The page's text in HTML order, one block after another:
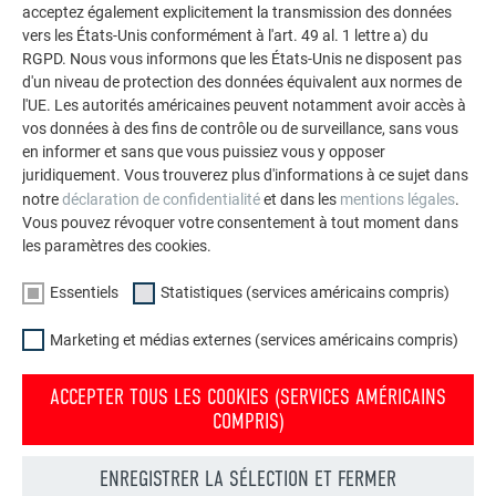
VOIR DAVANTAGE DE RÉFÉRENCES
Commander gratuitement des prospectus PREFA
Toiture, façade, solaire, gouttières et protection contre les
acceptez également explicitement la transmission des données
vers les États-Unis conformément à l'art. 49 al. 1 lettre a) du
RGPD. Nous vous informons que les États-Unis ne disposent pas
d'un niveau de protection des données équivalent aux normes de
l'UE. Les autorités américaines peuvent notamment avoir accès à
vos données à des fins de contrôle ou de surveillance, sans vous
en informer et sans que vous puissiez vous y opposer
juridiquement. Vous trouverez plus d'informations à ce sujet dans
notredéclaration de confidentialitéet dans les mentions légales.
Vous pouvez révoquer votre consentement à tout moment dans
les paramètres des cookies.
Essentiels Statistiques (services américains compris)
Marketing et médias externes (services américains compris)
ACCEPTER TOUS LES COOKIES (SERVICES AMÉRICAINS
COMPRIS)
ENREGISTRER LA SÉLECTION ET FERMER